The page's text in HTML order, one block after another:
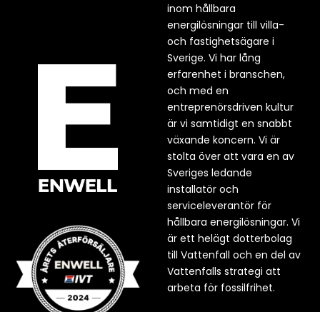
inom hållbara
energilösningar till villa-
och fastighetsägare i
Sverige. Vi har lång
erfarenhet i branschen,
och med en
entreprenörsdriven kultur
är vi samtidigt en snabbt
växande koncern. Vi är
stolta över att vara en av
Sveriges ledande
installatör och
serviceleverantör för
hållbara energilösningar. Vi
är ett helägt dotterbolag
till Vattenfall och en del av
Vattenfalls strategi att
arbeta för fossilfrihet.